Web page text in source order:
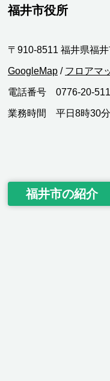
福井市役所
〒910-8511 福井県福
GoogleMap / フロアマ
電話番号 0776-20-
業務時間 平日8時30
福井市の紹介